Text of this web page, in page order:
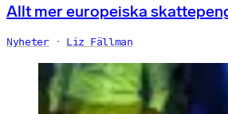
Allt mer europeiska
Nyheter Liz Fällman